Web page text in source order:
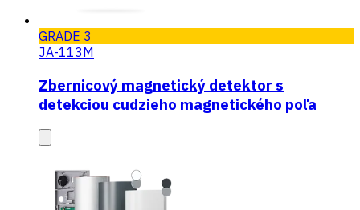
GRADE 3
JA-113M
Zbernicový magnetický detektor s
detekciou cudzieho magnetického poľa